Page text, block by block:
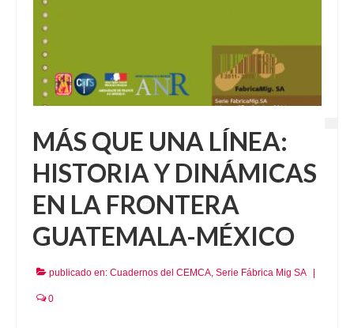
MÁS QUE UNA LÍNEA:
HISTORIA Y DINÁMICAS
EN LA FRONTERA
GUATEMALA-MÉXICO
publicado en: Cuadernos del CEMCA, Serie Fábrica Mig SA
0